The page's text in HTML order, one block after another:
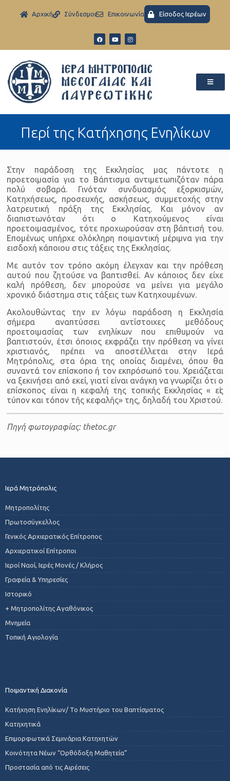
Aρχική Σύνδεσμοι Eπικοινωνία Είσοδος Ιερέων
Περί της Κατήχησης Ενηλίκων
Στην παράδοση της Εκκλησίας μας πάντοτε η
προετοιμασία για το Βάπτισμα αντιμετωπιζόταν πάρα
πολύ σοβαρά. Γινόταν συνδυασμός εξορκισμών,
Κατηχήσεως, προσευχής, ασκήσεως, συμμετοχής στην
λατρευτική πράξη της Εκκλησίας. Και μόνον αν
διαπιστωνόταν ότι ο Κατηχούμενος είναι
προετοιμασμένος, τότε προχωρούσαν στη βάπτισή του.
Επομένως υπήρχε ολόκληρη ποιμαντική μέριμνα για την
εισδοχή κάποιου στις τάξεις της Εκκλησίας.
Με αυτόν τον τρόπο ακόμη έλεγχαν και την πρόθεση
αυτού που ζητούσε να βαπτισθεί. Αν κάποιος δεν είχε
καλή πρόθεση, δεν μπορούσε να μείνει για μεγάλο
χρονικό διάστημα στις τάξεις των Κατηχουμένων.
Ακολουθώντας την εν λόγω παράδοση η Εκκλησία
σήμερα αναπτύσσει αντίστοιχες μεθόδους
προετοιμασίας των ενηλίκων που επιθυμούν να
βαπτιστούν, έτσι όποιος εκφράζει την πρόθεση να γίνει
χριστιανός, πρέπει να αποστέλλεται στην Ιερά
Μητρόπολις, στα όρια της οποίας διαμένει, όπου θα
συναντά τον επίσκοπο ή τον εκπρόσωπό του. Χρειάζεται
να ξεκινήσει από εκεί, γιατί είναι ανάγκη να γνωρίζει ότι ο
επίσκοπος είναι η κεφαλή της τοπικής Εκκλησίας « εἰς
τύπον και τόπον τῆς κεφαλῆς» της, δηλαδή του Χριστού.
Πηγή φωτογραφίας: thetoc.gr
Ιερά Μητρόπολις
Μητροπολίτης
Πρωτοσύγκελλος
Γενικός Αρχιερατικός Επίτροπος
Αρχιερατικοί Επίτροποι
Ιεροί Ναοί, Ιερές Μονές / Κλήρος
Γραφεία & Υπηρεσίες
Ιστορικό
+ Μητροπολίτης Αγαθόνικος
Μνημεία
Τοπική Αγιολογία
Ποιμαντική Διακονία
Κατήχηση Ενηλίκων/ Το Μυστήριο του Βαπτίσματος
Κατηχητικά
Επιμορφωτικά Σεμινάρια Κατηχητών
Κοινότητα Νέων “Ορθόδοξη Μαθητεία”
Προστασία από τις Αιρέσεις